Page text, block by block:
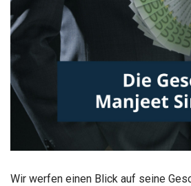
Wir werfen einen Blick auf seine